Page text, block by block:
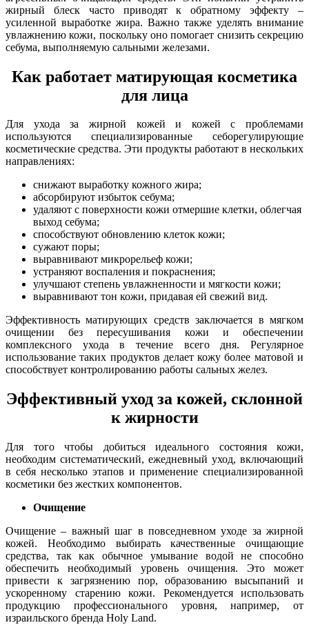
жирный блеск часто приводят к обратному эффекту –
усиленной выработке жира. Важно также уделять внимание
увлажнению кожи, поскольку оно помогает снизить секрецию
себума, выполняемую сальными железами.
Как работает матирующая косметика
для лица
Для ухода за жирной кожей и кожей с проблемами
используются специализированные себорегулирующие
косметические средства. Эти продукты работают в нескольких
направлениях:
снижают выработку кожного жира;
абсорбируют избыток себума;
удаляют с поверхности кожи отмершие клетки, облегчая
выход себума;
способствуют обновлению клеток кожи;
сужают поры;
выравнивают микрорельеф кожи;
устраняют воспаления и покраснения;
улучшают степень увлажненности и мягкости кожи;
выравнивают тон кожи, придавая ей свежий вид.
Эффективность матирующих средств заключается в мягком
очищении без пересушивания кожи и обеспечении
комплексного ухода в течение всего дня. Регулярное
использование таких продуктов делает кожу более матовой и
способствует контролированию работы сальных желез.
Эффективный уход за кожей, склонной
к жирности
Для того чтобы добиться идеального состояния кожи,
необходим систематический, ежедневный уход, включающий
в себя несколько этапов и применение специализированной
косметики без жестких компонентов.
Очищение
Очищение – важный шаг в повседневном уходе за жирной
кожей. Необходимо выбирать качественные очищающие
средства, так как обычное умывание водой не способно
обеспечить необходимый уровень очищения. Это может
привести к загрязнению пор, образованию высыпаний и
ускоренному старению кожи. Рекомендуется использовать
продукцию профессионального уровня, например, от
израильского бренда Holy Land.